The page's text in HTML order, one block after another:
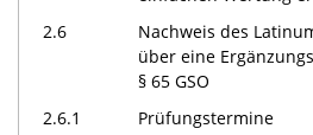
2.6
Nachweis des
über eine
§ 65 GSO
2.6.1
Prüfungstermine